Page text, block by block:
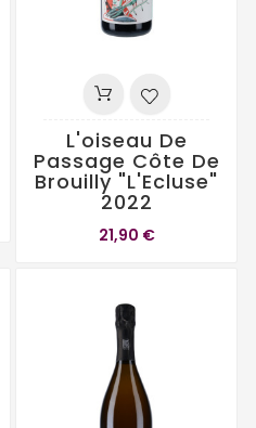
L'oiseau De
Passage Côte De
Brouilly "L'Ecluse"
2022
21,90 €